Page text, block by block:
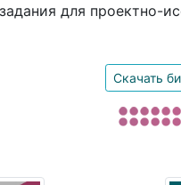
для проектно-
Скачать